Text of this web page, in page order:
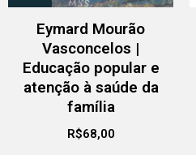
Eymard Mourão
Vasconcelos |
Educação popular e
atenção à saúde da
família
R$68,00